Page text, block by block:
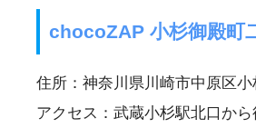
chocoZAP 小杉御殿町
住所：神奈川県川崎市中原区
アクセス：武蔵小杉駅北口から